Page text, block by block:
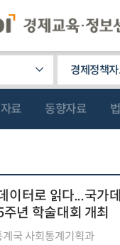
경제정책
료 동향자료
이터로 읽다...국가
년 학술대회 개최
국 사회통계기획과